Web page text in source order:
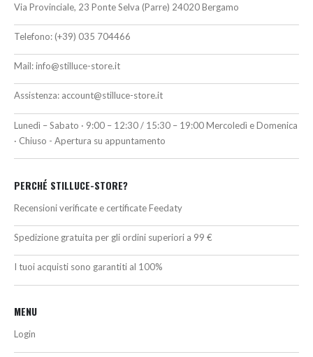
Via Provinciale, 23 Ponte Selva (Parre) 24020 Bergamo
Telefono: (+39) 035 704466
Mail:info@stilluce-store.it
Assistenza: account@stilluce-store.it
Lunedì – Sabato · 9:00 – 12:30 / 15:30 – 19:00 Mercoledì e Domenica
· Chiuso - Apertura su appuntamento
PERCHÉ STILLUCE-STORE?
Recensioni verificate e certificate Feedaty
Spedizione gratuita per gli ordini superiori a 99 €
I tuoi acquisti sono garantiti al 100%
MENU
Login